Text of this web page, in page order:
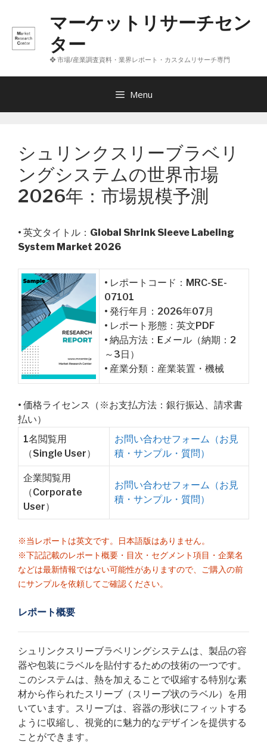
へ
マーケットリサーチセン
ター
❖ 市場/産業調査資料・業界レポート・カスタムリサーチ専門
Menu
シュリンクスリーブラベリ
ングシステムの世界市場
2026年：市場規模予測
• 英文タイトル： Global Shrink Sleeve Labeling
System Market 2026
• レポートコード：MRC-SE-
07101
• 発行年月：2026年07月
• レポート形態：英文PDF
• 納品方法：Eメール（納期：2
～3日）
• 産業分類：産業装置・機械
• 価格ライセンス（※お支払方法：銀行振込、請求書
払い）
1名閲覧用
（Single User）
お問い合わせフォーム（お見
積・サンプル・質問）
企業閲覧用
（Corporate
User）
お問い合わせフォーム（お見
積・サンプル・質問）
※当レポートは英文です。日本語版はありません。
※下記記載のレポート概要・目次・セグメント項目・企業名
などは最新情報ではない可能性がありますので、ご購入の前
にサンプルを依頼してご確認ください。
レポート概要
シュリンクスリーブラベリングシステムは、製品の容
器や包装にラベルを貼付するための技術の一つです。
このシステムは、熱を加えることで収縮する特別な素
材から作られたスリーブ（スリーブ状のラベル）を用
いています。スリーブは、容器の形状にフィットする
ように収縮し、視覚的に魅力的なデザインを提供する
ことができます。